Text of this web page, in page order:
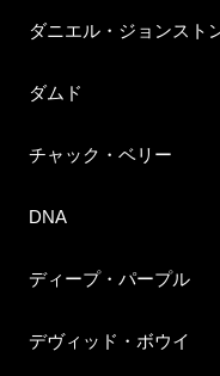
ダニエル・ジョンスト
ダムド
チャック・ベリー
DNA
ディープ・パープル
デヴィッド・ボウイ